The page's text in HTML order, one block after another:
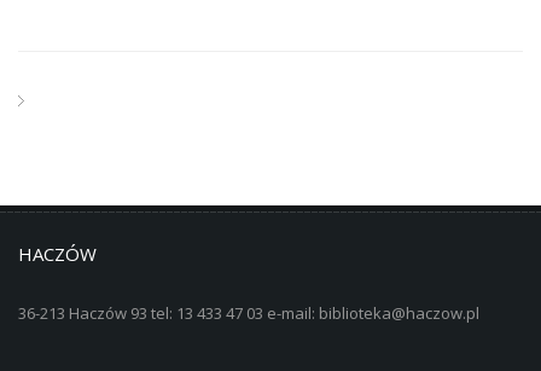
HACZÓW
36-213 Haczów 93 tel: 13 433 47 03 e-mail: biblioteka@haczow.pl